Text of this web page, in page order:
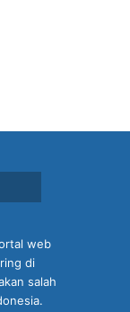
web
di
salah